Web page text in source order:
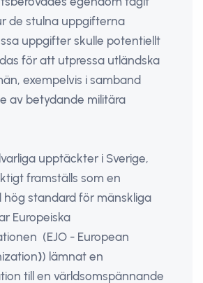
de stulna uppgifterna
uppgifter skulle potentiellt
för att utpressa utländska
exempelvis i samband
av betydande militära
upptäckter i Sverige,
framställs som en
standard för mänskliga
Europeiska
(EJO - European
)) lämnat en
till en världsomspännande